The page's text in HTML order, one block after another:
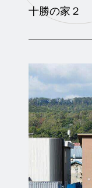
十勝の家２